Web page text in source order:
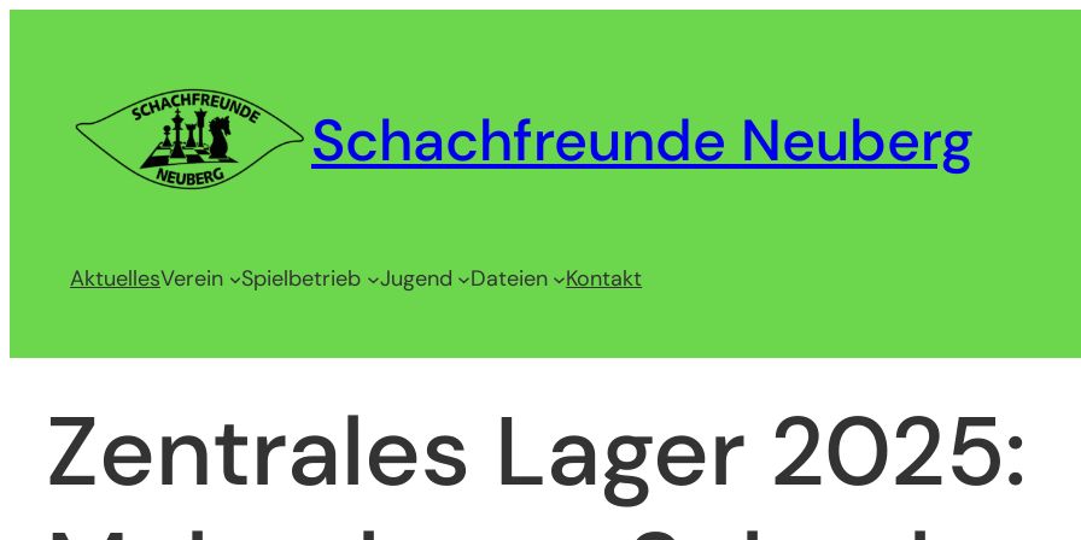
Schachfreunde Neuberg
AktuellesVerein Spielbetrieb Jugend Dateien Kontakt
Zentrales Lager 2025: